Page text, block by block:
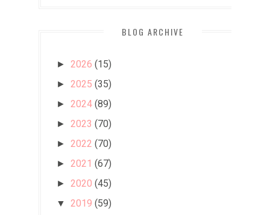
BLOG ARCHIVE
► 2026 (15)
► 2025 (35)
► 2024 (89)
► 2023 (70)
► 2022 (70)
► 2021 (67)
► 2020 (45)
▼ 2019 (59)